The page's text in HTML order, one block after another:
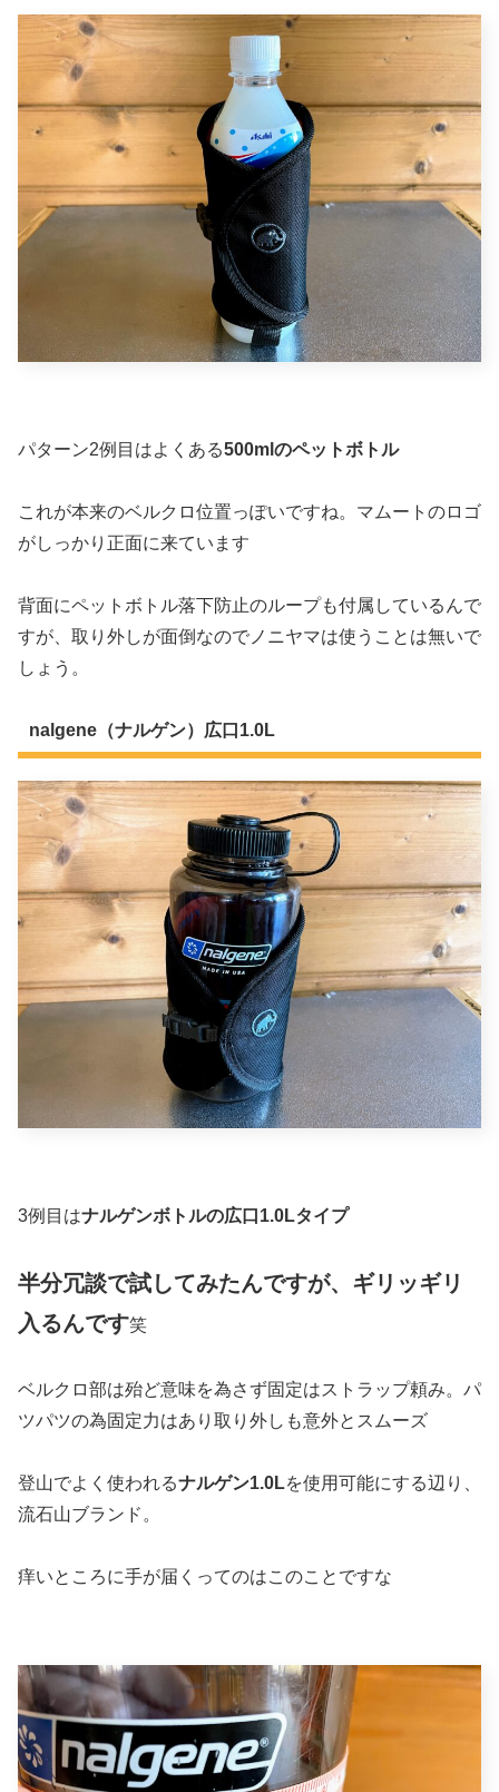
パターン2例目はよくある500mlのペットボトル
これが本来のベルクロ位置っぽいですね。マムートのロゴ
がしっかり正面に来ています
背面にペットボトル落下防止のループも付属しているんで
すが、取り外しが面倒なのでノニヤマは使うことは無いで
しょう。
nalgene（ナルゲン）広口1.0L
3例目はナルゲンボトルの広口1.0Lタイプ
半分冗談で試してみたんですが、ギリッギリ
入るんです笑
ベルクロ部は殆ど意味を為さず固定はストラップ頼み。パ
ツパツの為固定力はあり取り外しも意外とスムーズ
登山でよく使われるナルゲン1.0Lを使用可能にする辺り、
流石山ブランド。
痒いところに手が届くってのはこのことですな